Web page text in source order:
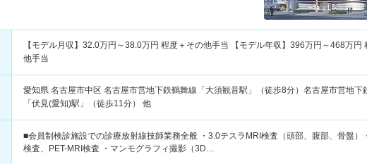
【モデル月収】 32.0万円～38.0万円 程度＋その他手当 【モデル年収】 396万円～468万円
他手当
愛知県 名古屋市中区 名古屋市営地下鉄鶴舞線「大須観音駅」（徒歩8分）名古屋市営地下
「伏見(愛知)駅」（徒歩11分） 他
■会員制検診施設での診療放射線技師業務全般 ・3.0テスラMRI検査（頭部、腹部、骨盤）
検査、PET-MRI検査 ・マンモグラフィ撮影（3D…